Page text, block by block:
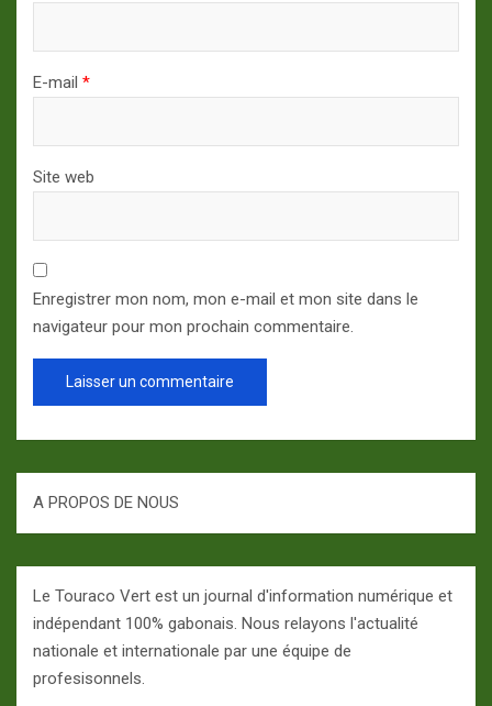
E-mail *
Site web
Enregistrer mon nom, mon e-mail et mon site dans le
navigateur pour mon prochain commentaire.
A PROPOS DE NOUS
Le Touraco Vert est un journal d'information numérique et
indépendant 100% gabonais. Nous relayons l'actualité
nationale et internationale par une équipe de
profesisonnels.